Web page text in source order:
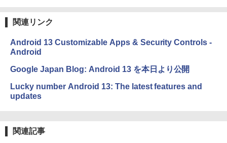
出す プロンプトの言葉 AI画像生成シリー
ズ (はぴーイラストLabo)
￥480
ージ、防水、7インチカラーディスプレ
イ、色調調節ライト、最大8週間持続バッ
テリー、広告無し、ブラック (2025年発
関連リンク
Android 13 Customizable Apps & Security Controls -
Android
Google Japan Blog: Android 13 を本日より公開
Lucky number Android 13: The latest features and
updates
関連記事